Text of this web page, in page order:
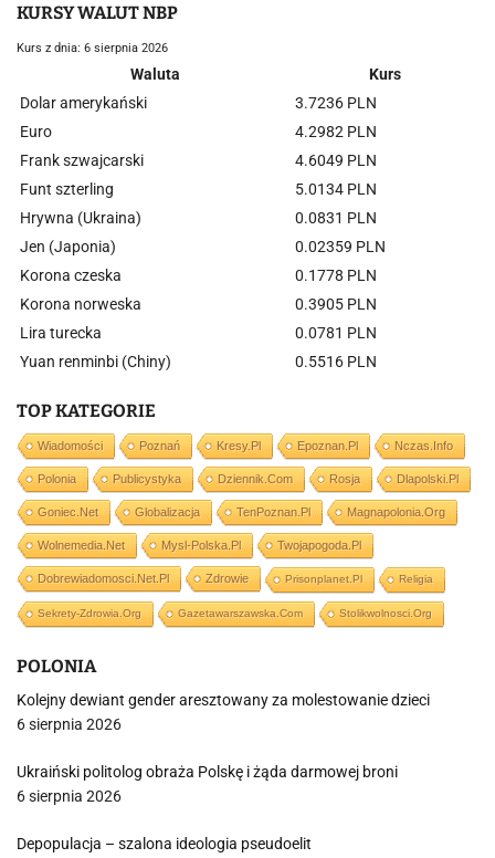
KURSY WALUT NBP
Kurs z dnia: 6 sierpnia 2026
Waluta
Kurs
Dolar amerykański
3.7236 PLN
Euro
4.2982 PLN
Frank szwajcarski
4.6049 PLN
Funt szterling
5.0134 PLN
Hrywna (Ukraina)
0.0831 PLN
Jen (Japonia)
0.02359 PLN
Korona czeska
0.1778 PLN
Korona norweska
0.3905 PLN
Lira turecka
0.0781 PLN
Yuan renminbi (Chiny)
0.5516 PLN
TOP KATEGORIE
Wiadomości Poznań Kresy.pl Epoznan.pl Nczas.info
Polonia Publicystyka Dziennik.com Rosja Dlapolski.pl
Goniec.net Globalizacja TenPoznan.pl Magnapolonia.org
Wolnemedia.net Mysl-Polska.pl Twojapogoda.pl
Dobrewiadomosci.net.pl Zdrowie Prisonplanet.pl Religia
Sekrety-Zdrowia.org Gazetawarszawska.com Stolikwolnosci.org
POLONIA
Kolejny dewiant gender aresztowany za molestowanie dzieci
6 sierpnia 2026
Ukraiński politolog obraża Polskę i żąda darmowej broni
6 sierpnia 2026
Depopulacja – szalona ideologia pseudoelit